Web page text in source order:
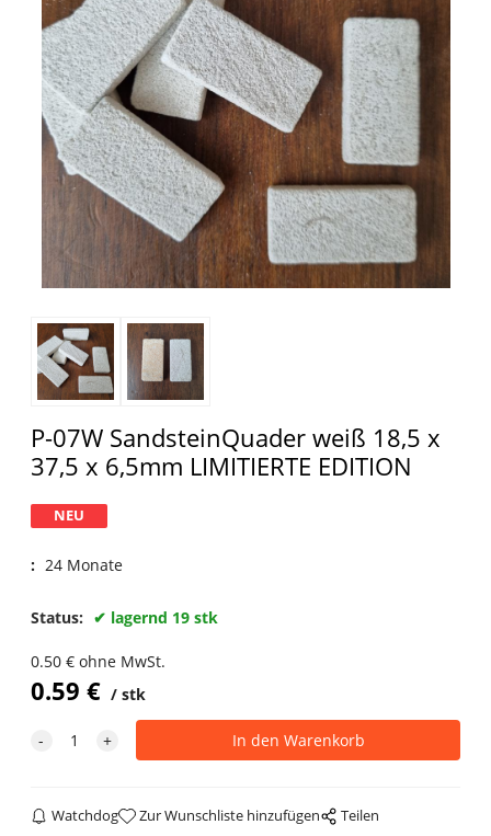
P-07W SandsteinQuader weiß 18,5 x
37,5 x 6,5mm LIMITIERTE EDITION
NEU
: 24 Monate
Status: lagernd 19 stk
0.50€ ohne MwSt.
0.59 € stk
Watchdog Zur Wunschliste hinzufügen Teilen